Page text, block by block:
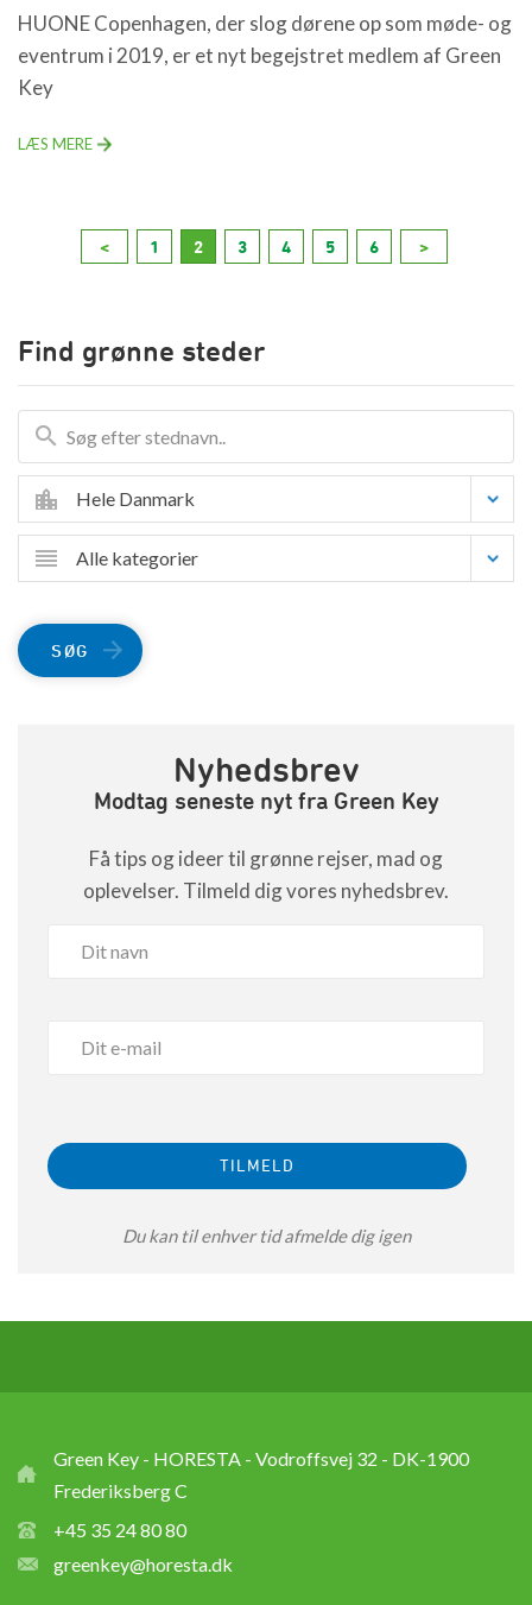
HUONE Copenhagen, der slog dørene op som møde- og
eventrum i 2019, er et nyt begejstret medlem af Green
Key
LÆS MERE
< 1 2 3 4 5 6 >
Find grønne steder
Hele Danmark
Alle kategorier
SØG
Nyhedsbrev
Modtag seneste nyt fra Green Key
Få tips og ideer til grønne rejser, mad og
oplevelser. Tilmeld dig vores nyhedsbrev.
Du kan til enhver tid afmelde dig igen
Green Key - HORESTA - Vodroffsvej 32 - DK-1900
Frederiksberg C
+45 35 24 80 80
greenkey@horesta.dk